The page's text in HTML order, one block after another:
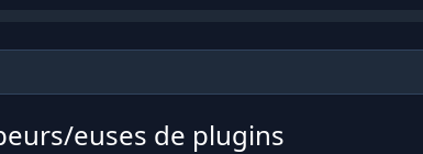
euses de plugins